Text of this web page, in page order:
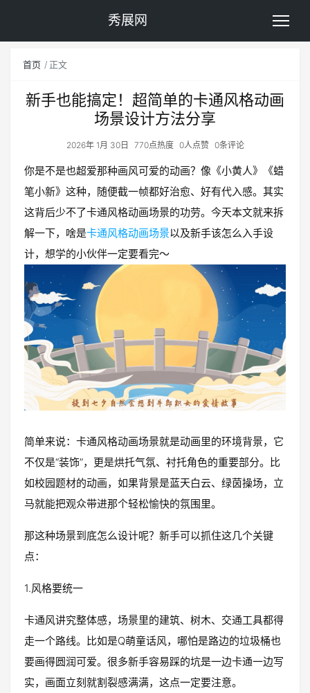
秀展网
首页 正文
新手也能搞定！超简单的卡通风格动画
场景设计方法分享
2026年 1月 30日 770点热度 0人点赞 0条评论
你是不是也超爱那种画风可爱的动画？像《小黄人》《蜡
笔小新》这种，随便截一帧都好治愈、好有代入感。其实
这背后少不了卡通风格动画场景的功劳。今天本文就来拆
解一下，啥是卡通风格动画场景以及新手该怎么入手设
计，想学的小伙伴一定要看完～
简单来说：卡通风格动画场景就是动画里的环境背景，它
不仅是“装饰”，更是烘托气氛、衬托角色的重要部分。比
如校园题材的动画，如果背景是蓝天白云、绿茵操场，立
马就能把观众带进那个轻松愉快的氛围里。
那这种场景到底怎么设计呢？新手可以抓住这几个关键
点：
1.风格要统一
卡通风讲究整体感，场景里的建筑、树木、交通工具都得
走一个路线。比如是Q萌童话风，哪怕是路边的垃圾桶也
要画得圆润可爱。很多新手容易踩的坑是一边卡通一边写
实，画面立刻就割裂感满满，这点一定要注意。